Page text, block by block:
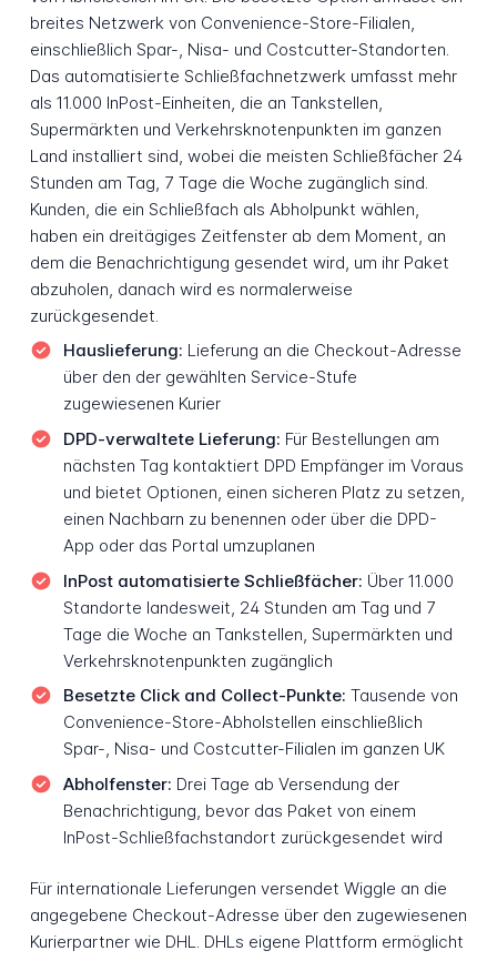
breites Netzwerk von Convenience-Store-Filialen,
einschließlich Spar-, Nisa- und Costcutter-Standorten.
Das automatisierte Schließfachnetzwerk umfasst mehr
als 11.000 InPost-Einheiten, die an Tankstellen,
Supermärkten und Verkehrsknotenpunkten im ganzen
Land installiert sind, wobei die meisten Schließfächer 24
Stunden am Tag, 7 Tage die Woche zugänglich sind.
Kunden, die ein Schließfach als Abholpunkt wählen,
haben ein dreitägiges Zeitfenster ab dem Moment, an
dem die Benachrichtigung gesendet wird, um ihr Paket
abzuholen, danach wird es normalerweise
zurückgesendet.
Hauslieferung: Lieferung an die Checkout-Adresse
über den der gewählten Service-Stufe
zugewiesenen Kurier
DPD-verwaltete Lieferung: Für Bestellungen am
nächsten Tag kontaktiert DPD Empfänger im Voraus
und bietet Optionen, einen sicheren Platz zu setzen,
einen Nachbarn zu benennen oder über die DPD-
App oder das Portal umzuplanen
InPost automatisierte Schließfächer: Über 11.000
Standorte landesweit, 24 Stunden am Tag und 7
Tage die Woche an Tankstellen, Supermärkten und
Verkehrsknotenpunkten zugänglich
Besetzte Click and Collect-Punkte: Tausende von
Convenience-Store-Abholstellen einschließlich
Spar-, Nisa- und Costcutter-Filialen im ganzen UK
Abholfenster: Drei Tage ab Versendung der
Benachrichtigung, bevor das Paket von einem
InPost-Schließfachstandort zurückgesendet wird
Für internationale Lieferungen versendet Wiggle an die
angegebene Checkout-Adresse über den zugewiesenen
Kurierpartner wie DHL. DHLs eigene Plattform ermöglicht